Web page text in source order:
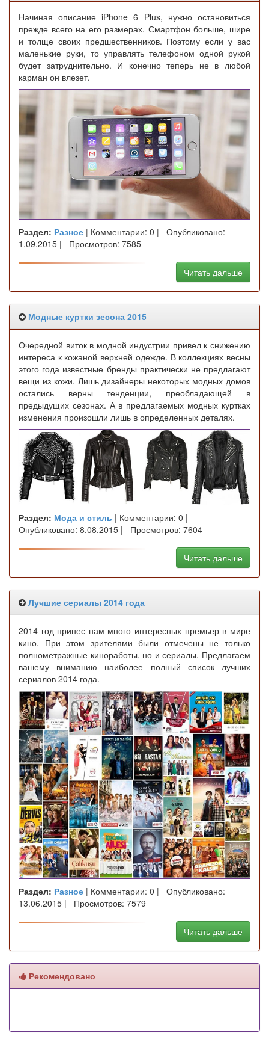
Начиная описание iPhone 6 Plus, нужно остановиться
прежде всего на его размерах. Смартфон больше, шире
и толще своих предшественников. Поэтому если у вас
маленькие руки, то управлять телефоном одной рукой
будет затруднительно. И конечно теперь не в любой
карман он влезет.
Раздел: Разное | Комментарии: 0 | Опубликовано:
1.09.2015 | Просмотров: 7585
Читать дальше
Модные куртки зесона 2015
Очередной виток в модной индустрии привел к снижению
интереса к кожаной верхней одежде. В коллекциях весны
этого года известные бренды практически не предлагают
вещи из кожи. Лишь дизайнеры некоторых модных домов
остались верны тенденции, преобладающей в
предыдущих сезонах. А в предлагаемых модных куртках
изменения произошли лишь в определенных деталях.
Раздел: Мода и стиль | Комментарии: 0 |
Опубликовано: 8.08.2015 | Просмотров: 7604
Читать дальше
Лучшие сериалы 2014 года
2014 год принес нам много интересных премьер в мире
кино. При этом зрителями были отмечены не только
полнометражные киноработы, но и сериалы. Предлагаем
вашему вниманию наиболее полный список лучших
сериалов 2014 года.
Раздел: Разное | Комментарии: 0 | Опубликовано:
13.06.2015 | Просмотров: 7579
Читать дальше
Рекомендовано